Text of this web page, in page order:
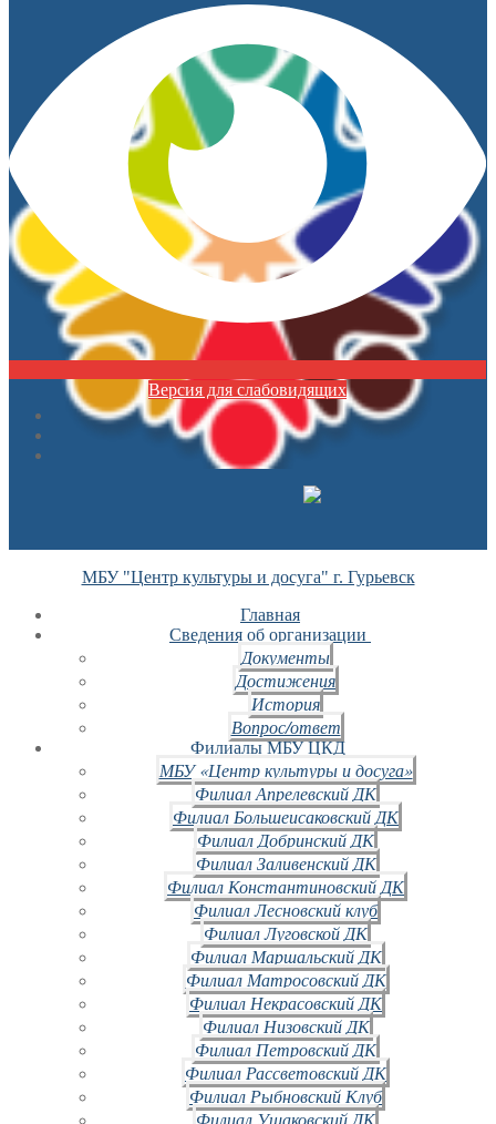
Версия для слабовидящих
МБУ "Центр культуры и досуга" г. Гурьевск
Главная
Сведения об организации
Документы
Достижения
История
Вопрос/ответ
Филиалы МБУ ЦКД
МБУ «Центр культуры и досуга»
Филиал Апрелевский ДК
Филиал Большеисаковский ДК
Филиал Добринский ДК
Филиал Заливенский ДК
Филиал Константиновский ДК
Филиал Лесновский клуб
Филиал Луговской ДК
Филиал Маршальский ДК
Филиал Матросовский ДК
Филиал Некрасовский ДК
Филиал Низовский ДК
Филиал Петровский ДК
Филиал Рассветовский ДК
Филиал Рыбновский Клуб